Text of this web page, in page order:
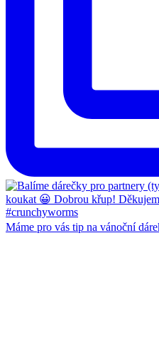
Máme pro vás tip na vánoční